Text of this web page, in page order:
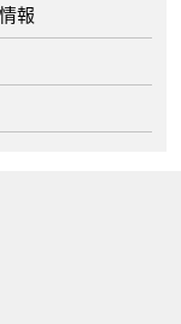
報